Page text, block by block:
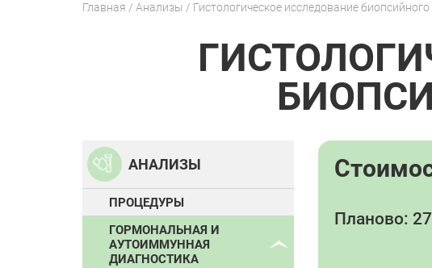
Главная Анализы Гистологическое исследование
АНАЛИЗЫ
ПРОЦЕДУРЫ
ГОРМОНАЛЬНАЯ И
АУТОИММУННАЯ
ДИАГНОСТИКА
Планово: